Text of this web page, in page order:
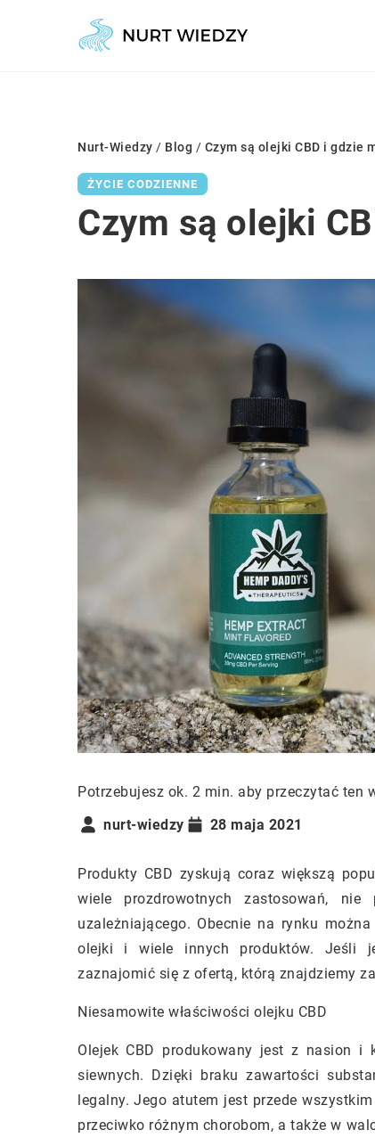
Nurt-Wiedzy / Blog / Czym są olejki CBD i gdzie
ŻYCIE CODZIENNE
Czym są olejki
Potrzebujesz ok. 2 min. aby przeczytać ten
nurt-wiedzy
28 maja 2021
Produkty CBD zyskują coraz większą
wiele prozdrowotnych zastosowań, nie
uzależniającego. Obecnie na rynku
olejki i wiele innych produktów. Jeśli
zaznajomić się z ofertą, którą znajdziemy
Niesamowite właściwości olejku CBD
Olejek CBD produkowany jest z nasion i
siewnych. Dzięki braku zawartości
legalny. Jego atutem jest przede
przeciwko różnym chorobom, a także w